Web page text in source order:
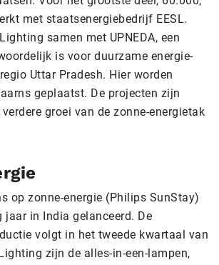
met staatsenergiebedrijf EESL.
samen met UPNEDA, een
is voor duurzame energie-
Uttar Pradesh. Hier worden
geplaatst. De projecten zijn
groei van de zonne-energietak
op zonne-energie (Philips SunStay)
jaar in India gelanceerd. De
volgt in het tweede kwartaal van
zijn de alles-in-een-lampen,